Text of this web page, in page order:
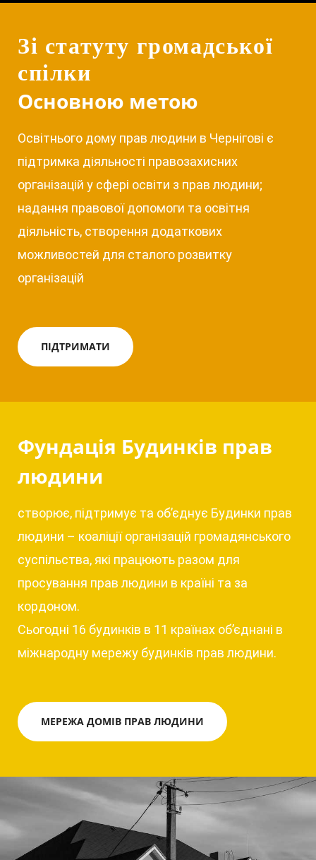
Зі статуту громадської
спілки
Основною метою
Освітнього дому прав людини в Чернігові є
підтримка діяльності правозахисних
організацій у сфері освіти з прав людини;
надання правової допомоги та освітня
діяльність, створення додаткових
можливостей для сталого розвитку
організацій
ПІДТРИМАТИ
Фундація Будинків прав
людини
створює, підтримує та об’єднує Будинки прав
людини – коаліції організацій громадянського
суспільства, які працюють разом для
просування прав людини в країні та за
кордоном.
Сьогодні 16 будинків в 11 країнах об’єднані в
міжнародну мережу будинків прав людини.
МЕРЕЖА ДОМІВ ПРАВ ЛЮДИНИ